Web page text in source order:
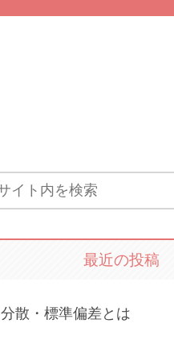
最近の投稿
分散・標準偏差とは